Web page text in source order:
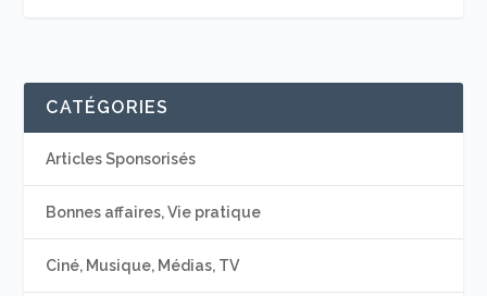
CATÉGORIES
Articles Sponsorisés
Bonnes affaires, Vie pratique
Ciné, Musique, Médias, TV